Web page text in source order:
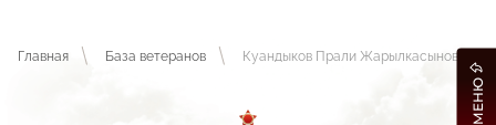
Главная База ветеранов Куандыков Прали Жарылкасынович
МЕНЮ